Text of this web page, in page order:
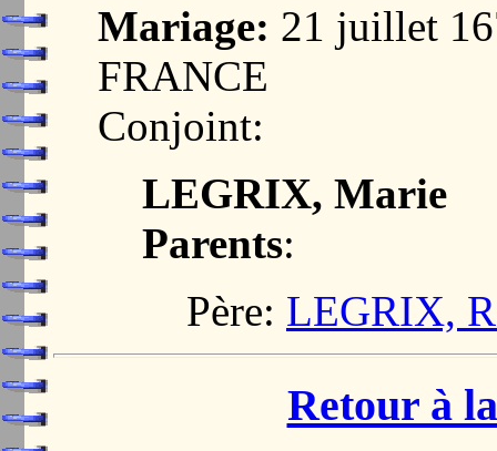
Mariage: 21 juillet
FRANCE
Conjoint:
LEGRIX, Marie
Parents:
Père: LEGRIX,
Retour à